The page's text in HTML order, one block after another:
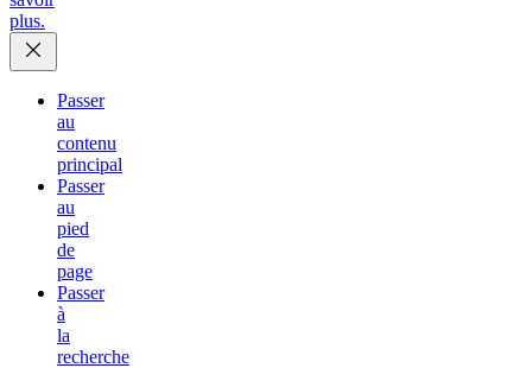
plus.
Passer
au
contenu
principal
Passer
au
pied
de
page
Passer
à
la
recherche